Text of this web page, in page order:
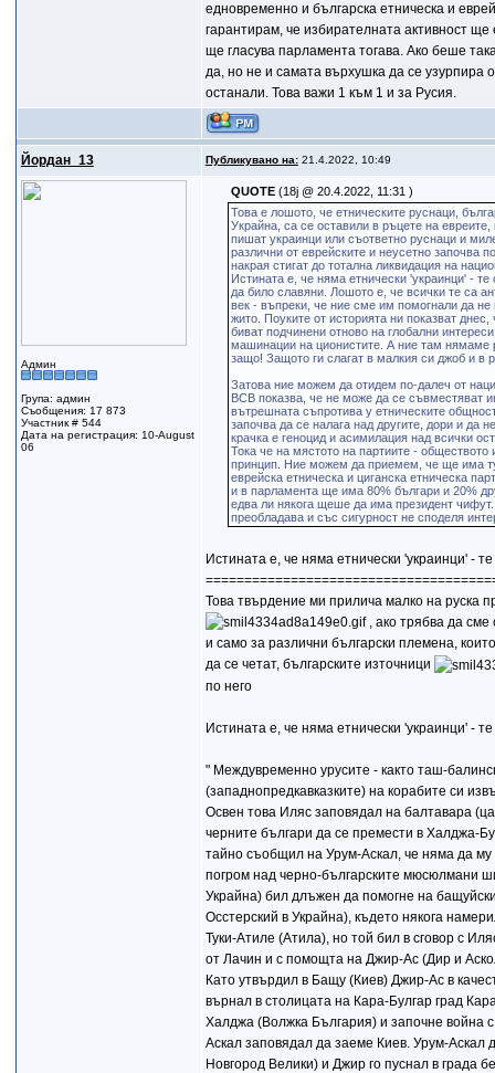
едновременно и българска етническа и
гарантирам, че избирателната активност
ще гласува парламента тогава. Ако беше
да, но не и самата върхушка да се узурпира
останали. Това важи 1 към 1 и за Русия.
Йордан_13 Публикувано на:21.4.2022, 10:49
Админ
Група: админ
Съобщения: 17 873
Участник # 544
Дата на регистрация: 10-August
06
QUOTE (18j @ 20.4.2022, 11:31 )
Това е лошото, че етническите руснаци,
Украйна, са се оставили в ръцете на
пишат украинци или съответно руснаци и
различни от еврейските и неусетно започва
накрая стигат до тотална ликвидация на
Истината е, че няма етнически 'украинци' -
да било славяни. Лошото е, че всички те са
век - въпреки, че ние сме им помогнали да не
жито. Поуките от историята ни показват
биват подчинени отново на глобални
машинации на ционистите. А ние там нямаме
защо! Защото ги слагат в малкия си джоб и в
Затова ние можем да отидем по-далеч от
ВСВ показва, че не може да се съвместяват
вътрешната съпротива у етническите
започва да се налага над другите, дори и да
крачка е геноцид и асимилация над всички
Тока че на мястото на партиите - обществото
принцип. Ние можем да приемем, че ще има
еврейска етническа и циганска етническа
и в парламента ще има 80% българи и 20%
едва ли някога щеше да има президент
преобладава и със сигурност не споделя
Истината е, че няма етнически 'украинци' -
Това твърдение ми прилича малко на руска
, ако трябва да сме
и само за различни български племена,
да се четат, българските източници
по него
Истината е, че няма етнически 'украинци' -
" Междувременно урусите - както таш-
(западнопредкавказките) на корабите си
Освен това Иляс заповядал на балтавара
черните българи да се премести в Халджа-
тайно съобщил на Урум-Аскал, че няма да му
погром над черно-българските мюсюлмани
Украйна) бил длъжен да помогне на
Осстерский в Украйна), където някога
Туки-Атиле (Атила), но той бил в сговор с
от Лачин и с помощта на Джир-Ас (Дир и
Като утвърдил в Бащу (Киев) Джир-Ас в
върнал в столицата на Кара-Булгар град
Халджа (Волжка България) и започне война
Аскал заповядал да заеме Киев. Урум-
Новгород Велики) и Джир го пуснал в града